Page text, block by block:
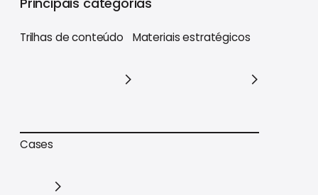
Trilhas de conteúdo
Trilhas de conteúdo
Materiais estratégicos
Cases